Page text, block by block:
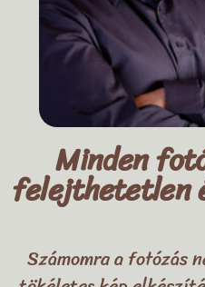
Minden
felejthetetlen
Számomra a fotózás